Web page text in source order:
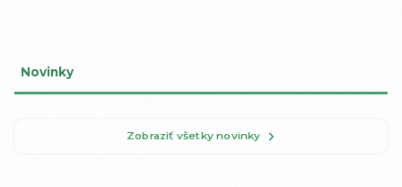
Novinky
Zobraziť všetky novinky